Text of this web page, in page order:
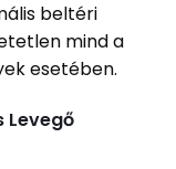
beltéri
mind a
esetében.
Levegő